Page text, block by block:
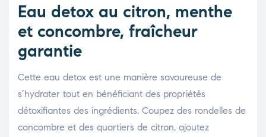
Eau detox au citron, menthe
et concombre, fraîcheur
garantie
Cette eau detox est une manière savoureuse de
s’hydrater tout en bénéficiant des propriétés
détoxifiantes des ingrédients. Coupez des rondelles de
concombre et des quartiers de citron, ajoutez